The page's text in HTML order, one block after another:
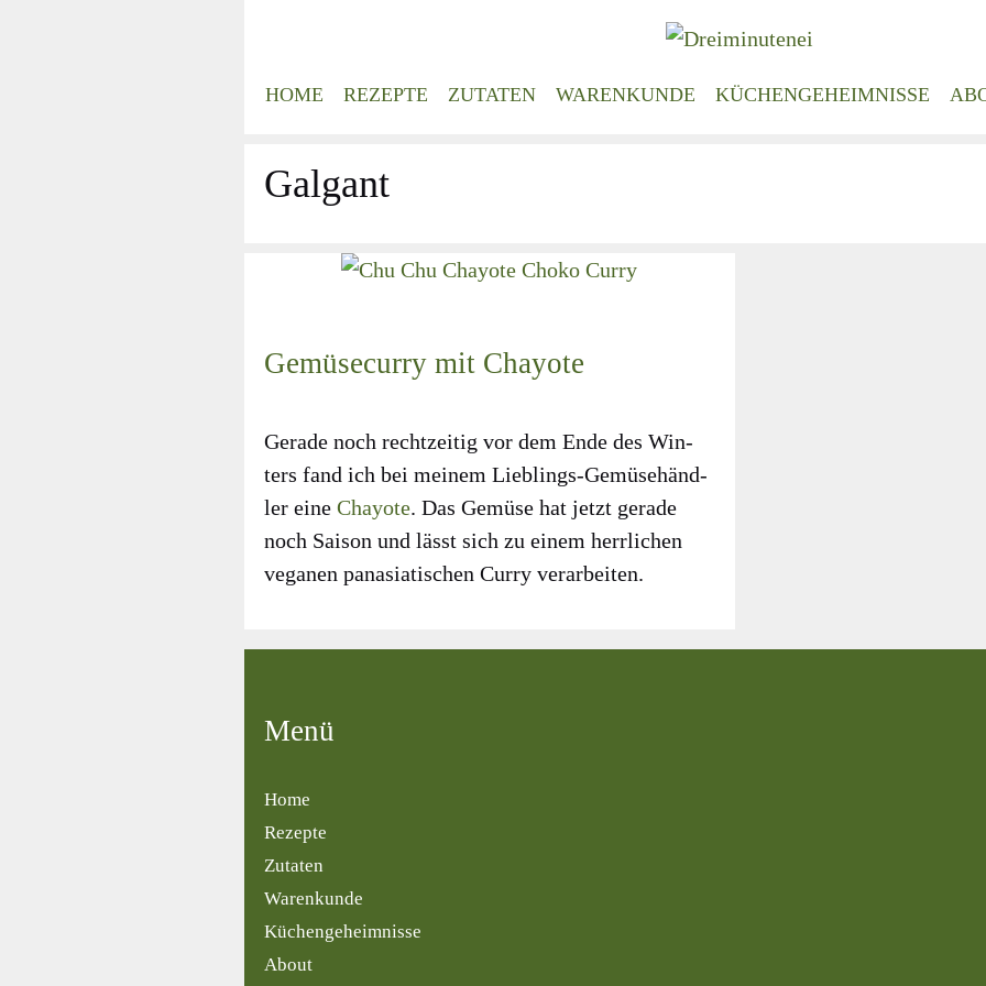
HOME REZEPTE ZUTATEN WARENKUNDE KÜCHENGEHEIMNISSE
Galgant
Gemüsecurry mit Chayote
Gera­de noch recht­zei­tig vor dem Ende des Win­
ters fand ich bei mei­nem Lieb­lings-Gemü­se­händ­
ler eine Chayo­te. Das Gemü­se hat jetzt gera­de
noch Sai­son und lässt sich zu einem herr­li­chen
vega­nen pan­asia­ti­schen Cur­ry ver­ar­bei­ten.
Menü
Home
Rezepte
Zutaten
Warenkunde
Küchengeheimnisse
About